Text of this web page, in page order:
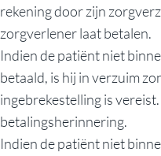
rekening door zijn
zorgverlener laat betalen.
Indien de patiënt niet
betaald, is hij in verzuim
ingebrekestelling is
betalingsherinnering.
Indien de patiënt niet